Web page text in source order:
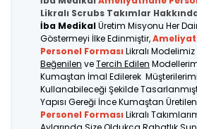
Likralı Scrubs Takımlar
İba MedikalÜretim Misyonu Her
Göstermeyi İlke Edinmiştir,
Personel Forması Likralı
Beğenilen veTercih Edilen
Kumaştan İmal Edilerek
Kullanabileceği Şekilde
Yapısı Gereği İnce Kumaştan Üretilen
Personel Forması Likralı